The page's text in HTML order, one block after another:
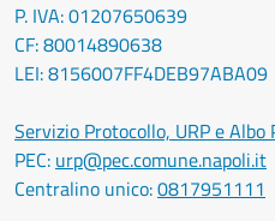
P. IVA: 01207650639
CF: 80014890638
LEI: 8156007FF4DEB97ABA09
Servizio Protocollo, URP e Albo
PEC: urp@pec.comune.napoli.it
Centralino unico:0817951111